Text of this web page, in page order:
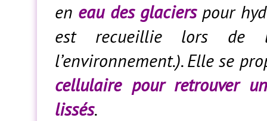
en eau des glacierspour
est recueillie lors de
l’environnement.). Elle se
cellulaire pour retrouver
lissés.